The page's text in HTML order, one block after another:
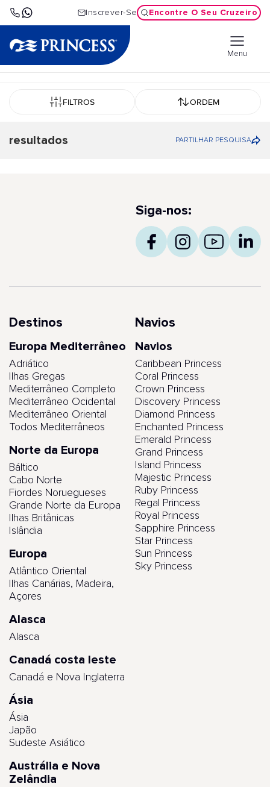
Inscrever-Se Encontre O Seu Cruzeiro
Menu
FILTROS ORDEM
resultados PARTILHAR PESQUISA
Siga-nos:
Destinos
Europa Mediterrâneo
Adriático
Ilhas Gregas
Mediterrâneo Completo
Mediterrâneo Ocidental
Mediterrâneo Oriental
Todos Mediterrâneos
Norte da Europa
Báltico
Cabo Norte
Fiordes Noruegueses
Grande Norte da Europa
Ilhas Britânicas
Islândia
Europa
Atlântico Oriental
Ilhas Canárias, Madeira,
Açores
Alasca
Alasca
Canadá costa leste
Canadá e Nova Inglaterra
Ásia
Ásia
Japão
Sudeste Asiático
Austrália e Nova
Zelândia
Navios
Navios
Caribbean Princess
Coral Princess
Crown Princess
Discovery Princess
Diamond Princess
Enchanted Princess
Emerald Princess
Grand Princess
Island Princess
Majestic Princess
Ruby Princess
Regal Princess
Royal Princess
Sapphire Princess
Star Princess
Sun Princess
Sky Princess